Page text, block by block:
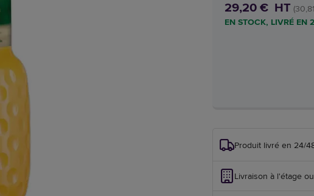
29,20 € HT
EN STOCK, LIVRÉ EN
Produit livré en 24/
Livraison à l'étage